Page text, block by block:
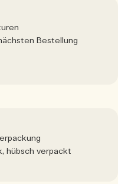
Bestellung
hübsch verpackt